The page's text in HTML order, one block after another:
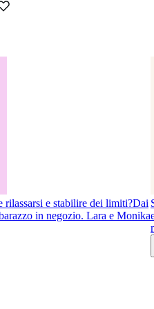
rilassarsi e stabilire dei limiti?Dai
in negozio. Lara e Monika